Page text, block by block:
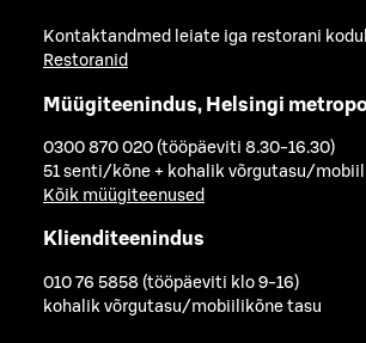
Kontaktandmed leiate iga restorani
Restoranid
Müügiteenindus, Helsingi
0300 870 020 (tööpäeviti 8.30-16.30)
51 senti/kõne + kohalik võrgutasu/
Kõik müügiteenused
Klienditeenindus
010 76 5858 (tööpäeviti klo 9-16)
kohalik võrgutasu/mobiilikõne tasu